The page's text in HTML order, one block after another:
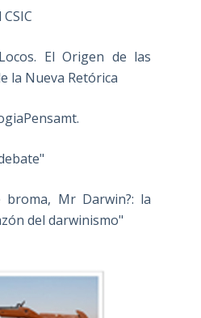
El Origen de las
la Nueva Retórica
broma, Mr Darwin?: la
del darwinismo"